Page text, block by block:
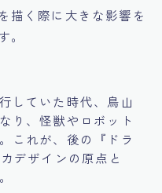
描く際に大きな影響を
していた時代、鳥山
り、怪獣やロボット
これが、後の『ドラ
デザインの原点と